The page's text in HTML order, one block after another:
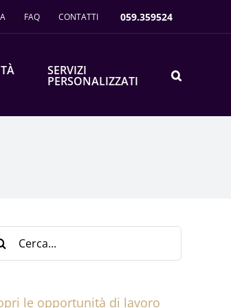
FAQ CONTATTI 059.359524
SERVIZI
PERSONALIZZATI
le opportunità di lavoro